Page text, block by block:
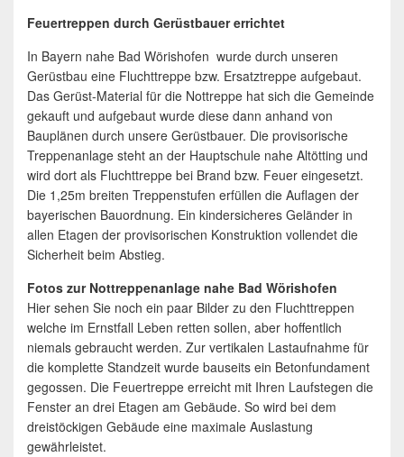
Feuertreppen durch Gerüstbauer errichtet
In Bayern nahe Bad Wörishofen wurde durch unseren
Gerüstbau eine Fluchttreppe bzw. Ersatztreppe aufgebaut.
Das Gerüst-Material für die Nottreppe hat sich die Gemeinde
gekauft und aufgebaut wurde diese dann anhand von
Bauplänen durch unsere Gerüstbauer. Die provisorische
Treppenanlage steht an der Hauptschule nahe Altötting und
wird dort als Fluchttreppe bei Brand bzw. Feuer eingesetzt.
Die 1,25m breiten Treppenstufen erfüllen die Auflagen der
bayerischen Bauordnung. Ein kindersicheres Geländer in
allen Etagen der provisorischen Konstruktion vollendet die
Sicherheit beim Abstieg.
Fotos zur Nottreppenanlage nahe Bad Wörishofen
Hier sehen Sie noch ein paar Bilder zu den Fluchttreppen
welche im Ernstfall Leben retten sollen, aber hoffentlich
niemals gebraucht werden. Zur vertikalen Lastaufnahme für
die komplette Standzeit wurde bauseits ein Betonfundament
gegossen. Die Feuertreppe erreicht mit Ihren Laufstegen die
Fenster an drei Etagen am Gebäude. So wird bei dem
dreistöckigen Gebäude eine maximale Auslastung
gewährleistet.